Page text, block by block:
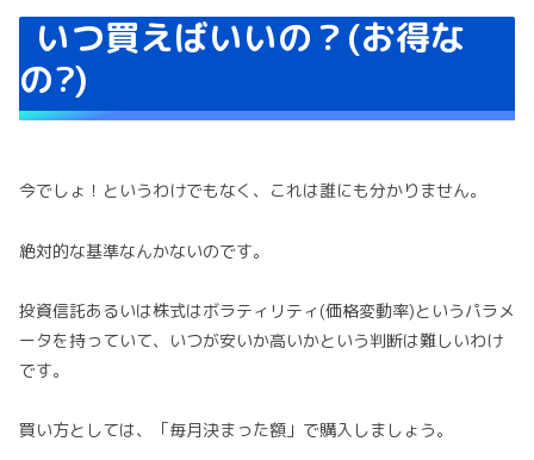
いつ買えばいいの？(お得な
の?)
今でしょ！というわけでもなく、これは誰にも分かりません。
絶対的な基準なんかないのです。
投資信託あるいは株式はボラティリティ(価格変動率)というパラメ
ータを持っていて、いつが安いか高いかという判断は難しいわけ
です。
買い方としては、「毎月決まった額」で購入しましょう。